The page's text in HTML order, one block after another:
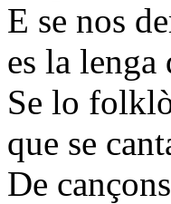
E se nos
es la lenga
Se lo
que se
De